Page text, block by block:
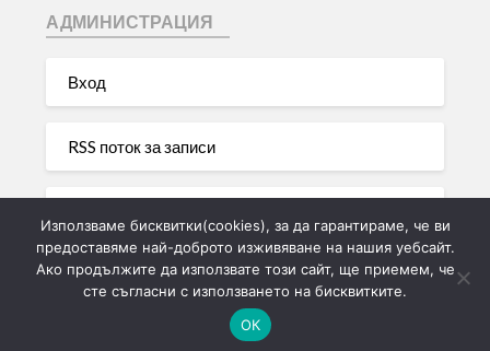
АДМИНИСТРАЦИЯ
Вход
RSS поток за записи
WordPress България
©2026 Моята лична туристическа галерия на България
Използваме бисквитки(cookies), за да гарантираме, че ви
предоставяме най-доброто изживяване на нашия уебсайт.
Ако продължите да използвате този сайт, ще приемем, че
сте съгласни с използването на бисквитките.
ОК